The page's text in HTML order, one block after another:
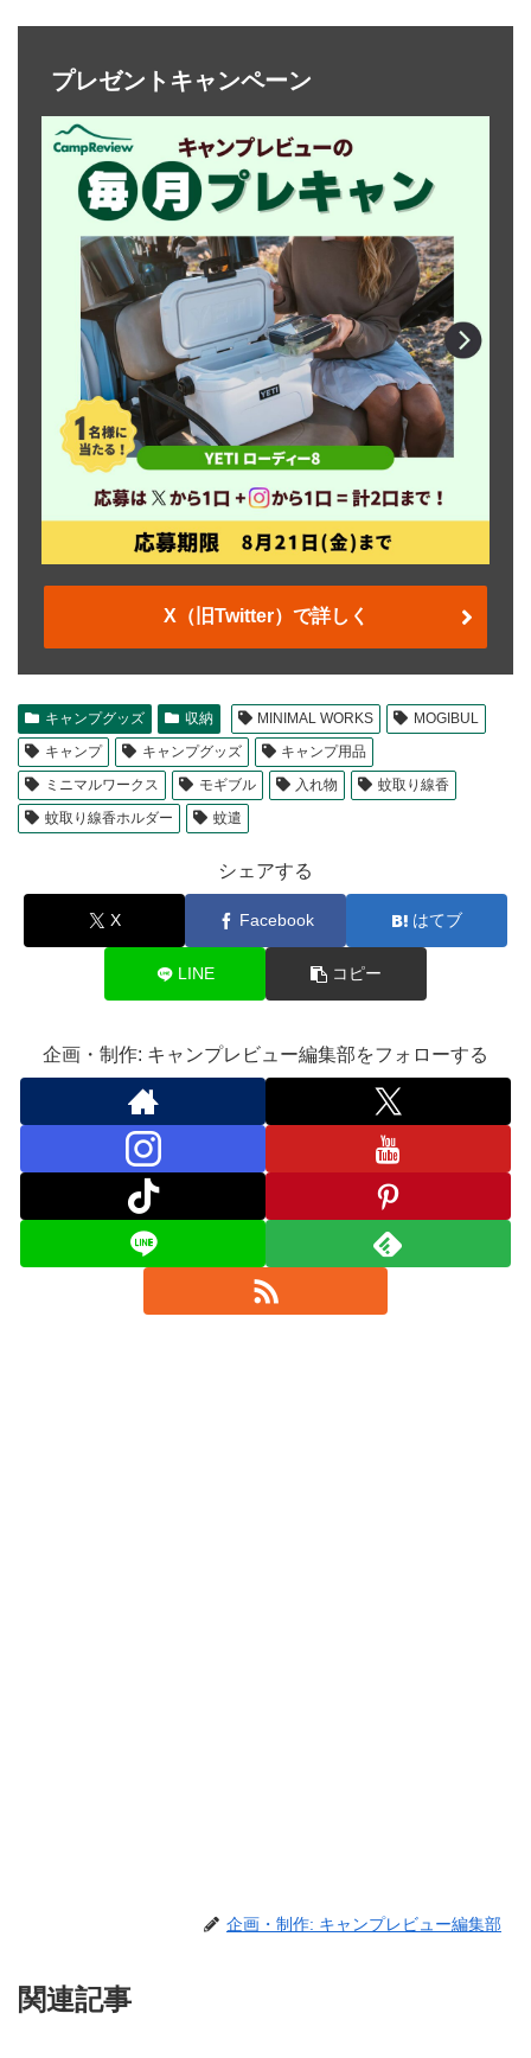
プレゼントキャンペーン
X（旧Twitter）で詳しく
キャンプグッズ 収納 MINIMAL WORKS
MOGIBUL
キャンプ
キャンプグッズ
キャンプ用品
ミニマルワークス
モギブル 入れ物
蚊取り線香
蚊取り線香ホルダー
蚊遣
シェアする
X Facebook はてブ
LINE コピー
企画・制作: キャンプレビュー編集部をフォローする
企画・制作: キャンプレビュー編集部
関連記事